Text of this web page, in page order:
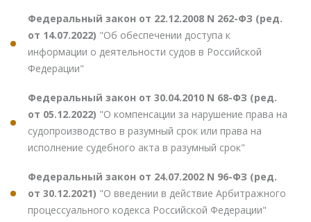
Федеральный закон от 22.12.2008 N 262-ФЗ (ред.
от 14.07.2022) "Об обеспечении доступа к
информации о деятельности судов в Российской
Федерации"
Федеральный закон от 30.04.2010 N 68-ФЗ (ред.
от 05.12.2022) "О компенсации за нарушение права на
судопроизводство в разумный срок или права на
исполнение судебного акта в разумный срок"
Федеральный закон от 24.07.2002 N 96-ФЗ (ред.
от 30.12.2021) "О введении в действие Арбитражного
процессуального кодекса Российской Федерации"